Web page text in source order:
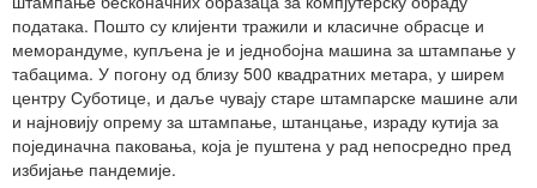
података. Пошто су клијенти тражили и класичне обрасце и
меморандуме, купљена је и једнобојна машина за штампање у
табацима. У погону од близу 500 квадратних метара, у ширем
центру Суботице, и даље чувају старе штампарске машине али
и најновију опрему за штампање, штанцање, израду кутија за
појединачна паковања, која је пуштена у рад непосредно пред
избијање пандемије.